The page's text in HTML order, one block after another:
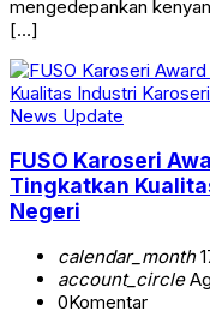
mengedepankan
[…]
News Update
FUSO Karoseri
Tingkatkan
Negeri
calendar_month
account_circle
0Komentar